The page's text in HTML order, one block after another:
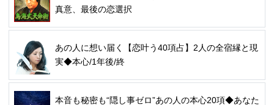
真意、最後の恋選択
あの人に想い届く【恋叶う40項占】2人の全宿縁と現
実◆本心/1年後/終
本音も秘密も“隠し事ゼロ”あの人の本心20項◆あなた